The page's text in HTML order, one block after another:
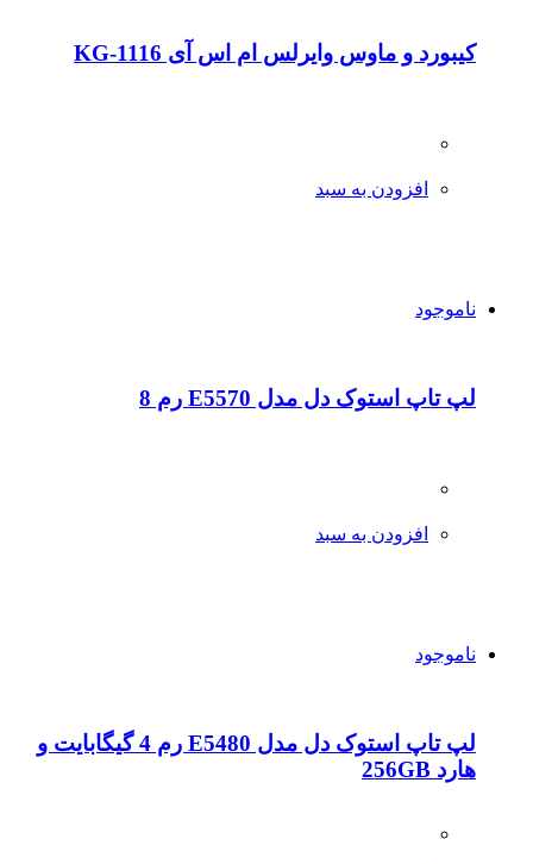
کیبورد و ماوس وایرلس ام اس آی KG-1116
افزودن به سبد
ناموجود
لپ تاپ استوک دل مدل E5570 رم 8
افزودن به سبد
ناموجود
لپ تاپ استوک دل مدل E5480 رم 4 گیگابایت و
هارد 256GB